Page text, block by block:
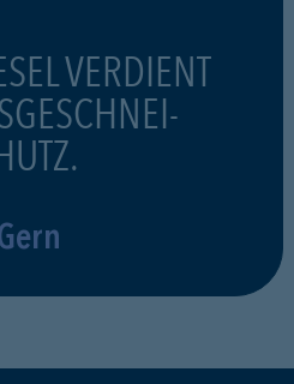
VERDIENT